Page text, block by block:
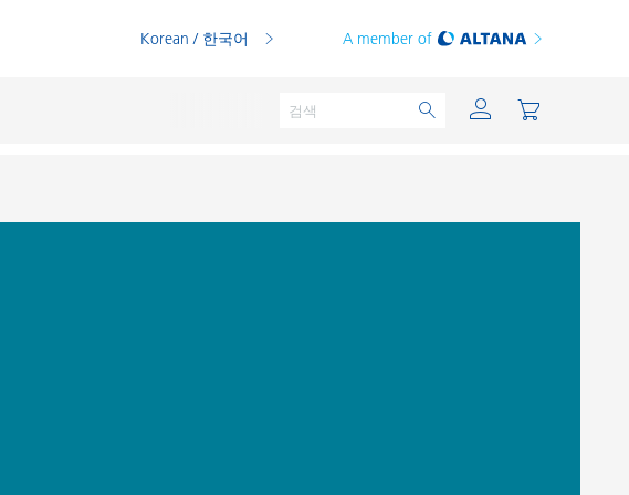
Korean / 한국어 A member of